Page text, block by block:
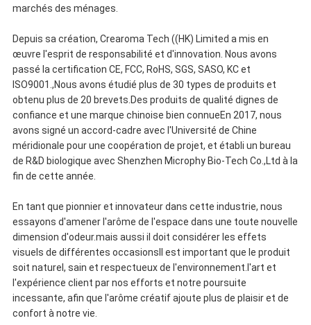
marchés des ménages.
Depuis sa création, Crearoma Tech ((HK) Limited a mis en
œuvre l'esprit de responsabilité et d'innovation. Nous avons
passé la certification CE, FCC, RoHS, SGS, SASO, KC et
ISO9001.,Nous avons étudié plus de 30 types de produits et
obtenu plus de 20 brevets.Des produits de qualité dignes de
confiance et une marque chinoise bien connueEn 2017, nous
avons signé un accord-cadre avec l'Université de Chine
méridionale pour une coopération de projet, et établi un bureau
de R&D biologique avec Shenzhen Microphy Bio-Tech Co.,Ltd à la
fin de cette année.
En tant que pionnier et innovateur dans cette industrie, nous
essayons d'amener l'arôme de l'espace dans une toute nouvelle
dimension d'odeur.mais aussi il doit considérer les effets
visuels de différentes occasionsIl est important que le produit
soit naturel, sain et respectueux de l'environnement.l'art et
l'expérience client par nos efforts et notre poursuite
incessante, afin que l'arôme créatif ajoute plus de plaisir et de
confort à notre vie.